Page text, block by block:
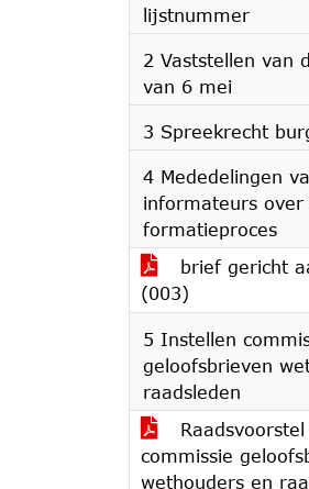
lijstnummer
2 Vaststellen van
van 6 mei
3 Spreekrecht
4 Mededelingen
informateurs over
formatieproces
brief gericht
(003)
5 Instellen
geloofsbrieven
raadsleden
commissie
wethouders en